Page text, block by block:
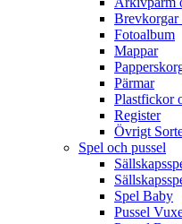
Brevkorgar
Fotoalbum
Mappar
Pärmar
Plastfickor
Register
Övrigt
Spel och pussel
Spel Baby
Pussel